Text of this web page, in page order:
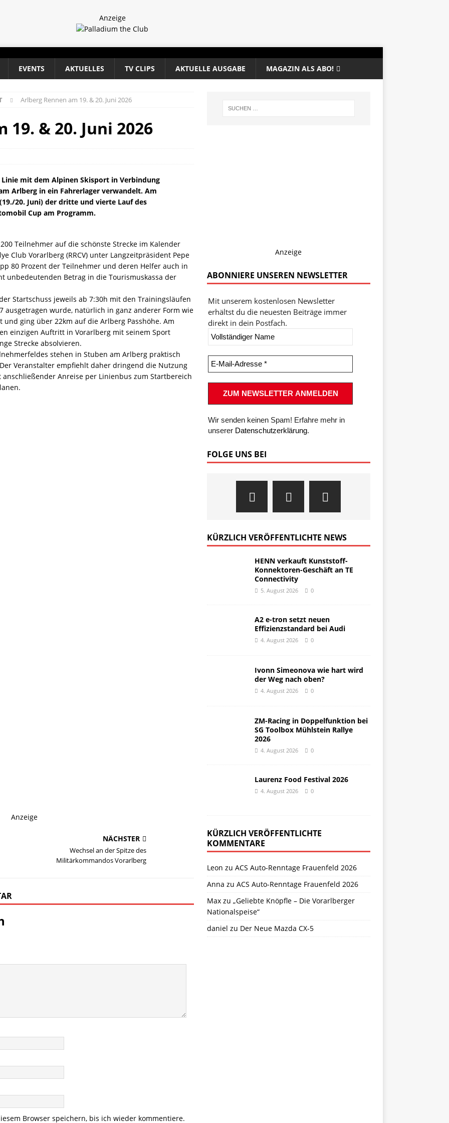
Anzeige
EVENTS AKTUELLES TV CLIPS AKTUELLE AUSGABE MAGAZIN ALS ABO!
Arlberg Rennen am 19. & 20. Juni 2026
& 20. Juni 2026
mit dem Alpinen Skisport in Verbindung
Arlberg in ein Fahrerlager verwandelt. Am
20. Juni) der dritte und vierte Lauf des
Cup am Programm.
Teilnehmer auf die schönste Strecke im Kalender
Club Vorarlberg (RRCV) unter Langzeitpräsident Pepe
80 Prozent der Teilnehmer und deren Helfer auch in
unbedeutenden Betrag in die Tourismuskassa der
Startschuss jeweils ab 7:30h mit den Trainingsläufen
ausgetragen wurde, natürlich in ganz anderer Form wie
ging über 22km auf die Arlberg Passhöhe. Am
einzigen Auftritt in Vorarlberg mit seinem Sport
Strecke absolvieren.
stehen in Stuben am Arlberg praktisch
Veranstalter empfiehlt daher dringend die Nutzung
Anreise per Linienbus zum Startbereich
Anzeige
NÄCHSTER
Wechsel an der Spitze des
Militärkommandos Vorarlberg
Browser speichern, bis ich wieder kommentiere.
Anzeige
ABONNIERE UNSEREN NEWSLETTER
Mit unserem kostenlosen Newsletter
erhältst du die neuesten Beiträge immer
direkt in dein Postfach.
Wir senden keinen Spam! Erfahre mehr in
unserer Datenschutzerklärung.
FOLGE UNS BEI
KÜRZLICH VERÖFFENTLICHTE NEWS
HENN verkauft Kunststoff-
Konnektoren-Geschäft an TE
Connectivity
5. August 2026 0
A2 e-tron setzt neuen
Effizienzstandard bei Audi
4. August 2026 0
Ivonn Simeonova wie hart wird
der Weg nach oben?
4. August 2026 0
ZM-Racing in Doppelfunktion bei
SG Toolbox Mühlstein Rallye
2026
4. August 2026 0
Laurenz Food Festival 2026
4. August 2026 0
KÜRZLICH VERÖFFENTLICHTE
KOMMENTARE
Leon zu ACS Auto-Renntage Frauenfeld 2026
Anna zu ACS Auto-Renntage Frauenfeld 2026
Maxzu „Geliebte Knöpfle – Die Vorarlberger
Nationalspeise“
daniel zu Der Neue Mazda CX-5